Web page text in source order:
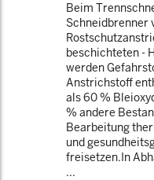
Beim
Schneidbrenner
beschichteten -
werden
Anstrichstoff
als 60 %
% andere
Bearbeitung
und
freisetzen.In
...